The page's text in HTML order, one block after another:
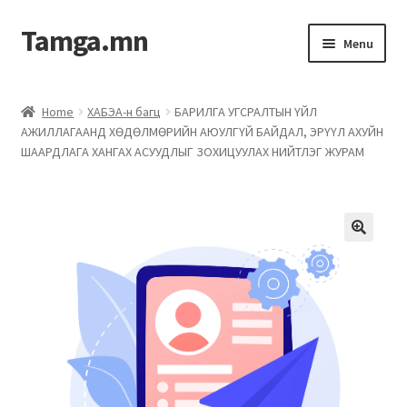
Tamga.mn Menu
ХАБЭА-н багц
Дотоод журмын багц
Компанийн удирдлагын бичиг баримт
Home ХАБЭА-н багц
БАРИЛГА УГСРАЛТЫН ҮЙЛ
АЖИЛЛАГААНД ХӨДӨЛМӨРИЙН АЮУЛГҮЙ БАЙДАЛ, ЭРҮҮЛ АХУЙН
ШААРДЛАГА ХАНГАХ АСУУДЛЫГ ЗОХИЦУУЛАХ НИЙТЛЭГ ЖУРАМ